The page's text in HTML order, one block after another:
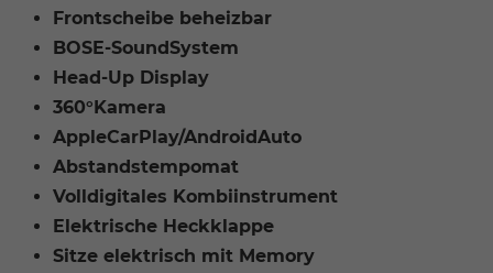
Frontscheibe beheizbar
BOSE-SoundSystem
Head-Up Display
360°Kamera
AppleCarPlay/AndroidAuto
Abstandstempomat
Volldigitales Kombiinstrument
Elektrische Heckklappe
Sitze elektrisch mit Memory